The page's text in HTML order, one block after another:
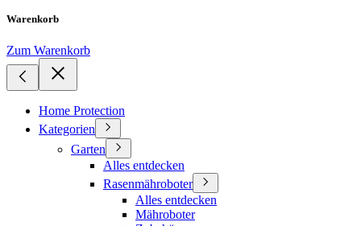
Warenkorb
Zum Warenkorb
Home Protection
Kategorien
Garten
Alles entdecken
Rasenmähroboter
Alles entdecken
Mähroboter